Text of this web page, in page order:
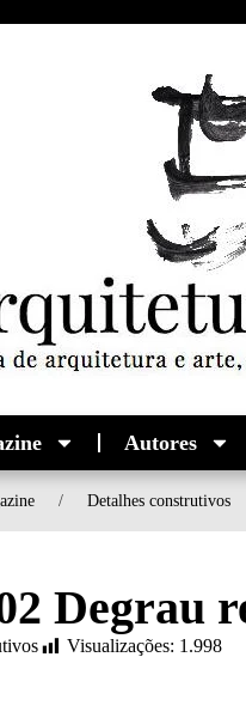
Autores
/ Detalhes construtivos
Degrau
Visualizações: 1.998